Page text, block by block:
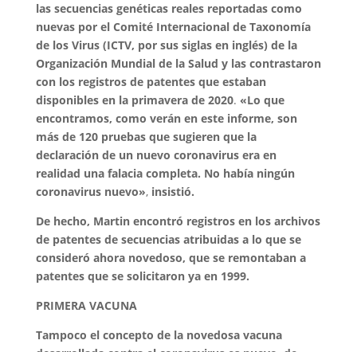
las secuencias genéticas reales reportadas como
nuevas por el Comité Internacional de Taxonomía
de los Virus (ICTV, por sus siglas en inglés) de la
Organización Mundial de la Salud y las contrastaron
con los registros de patentes que estaban
disponibles en la primavera de 2020. «Lo que
encontramos, como verán en este informe, son
más de 120 pruebas que sugieren que la
declaración de un nuevo coronavirus era en
realidad una falacia completa. No había ningún
coronavirus nuevo»,insistió.
De hecho, Martin encontró registros en los archivos
de patentes de secuencias atribuidas a lo que se
consideró ahora novedoso, que se remontaban a
patentes que se solicitaron ya en 1999.
PRIMERA VACUNA
Tampoco el concepto de la novedosa vacuna